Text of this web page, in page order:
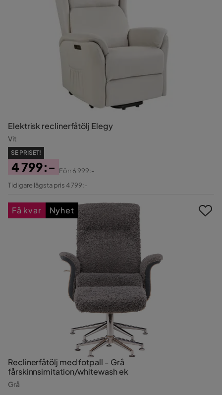
Elektrisk reclinerfåtölj Elegy
Vit
SE PRISET!
Pris
4 799:-
Original
Förr6 999:-
Tidigare lägsta pris 4 799:-
Reclinerfåtölj med fotpall - Grå
fårskinnsimitation/whitewash ek
Grå
Få kvar Nyhet